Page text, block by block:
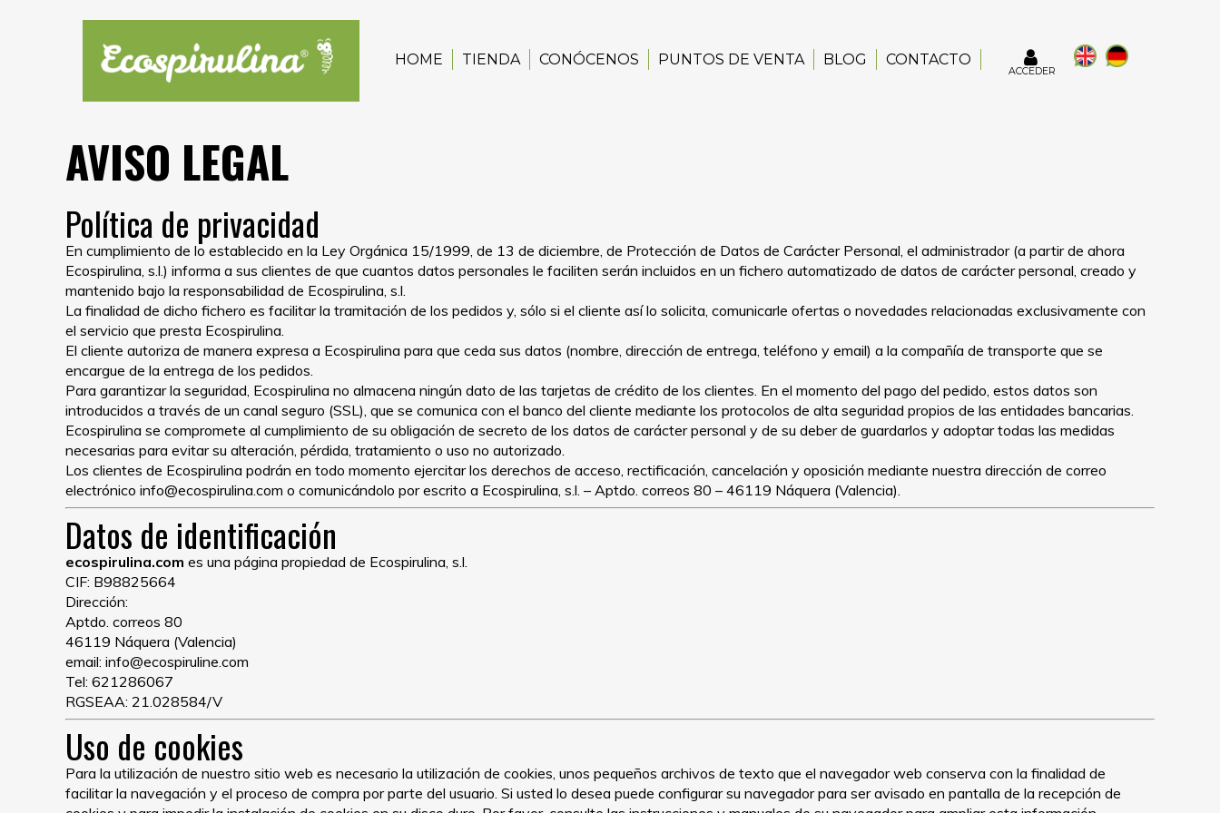
HOME TIENDA CONÓCENOS PUNTOS DE VENTA BLOG CONTACTO
ACCEDER
AVISO LEGAL
Política de privacidad
En cumplimiento de lo establecido en la Ley Orgánica 15/1999, de 13 de diciembre, de Protección de Datos de Carácter Personal, el administrador (a partir de ahora
Ecospirulina, s.l.) informa a sus clientes de que cuantos datos personales le faciliten serán incluidos en un fichero automatizado de datos de carácter personal, creado y
mantenido bajo la responsabilidad de Ecospirulina, s.l.
La finalidad de dicho fichero es facilitar la tramitación de los pedidos y, sólo si el cliente así lo solicita, comunicarle ofertas o novedades relacionadas exclusivamente con
el servicio que presta Ecospirulina.
El cliente autoriza de manera expresa a Ecospirulina para que ceda sus datos (nombre, dirección de entrega, teléfono y email) a la compañía de transporte que se
encargue de la entrega de los pedidos.
Para garantizar la seguridad, Ecospirulina no almacena ningún dato de las tarjetas de crédito de los clientes. En el momento del pago del pedido, estos datos son
introducidos a través de un canal seguro (SSL), que se comunica con el banco del cliente mediante los protocolos de alta seguridad propios de las entidades bancarias.
Ecospirulina se compromete al cumplimiento de su obligación de secreto de los datos de carácter personal y de su deber de guardarlos y adoptar todas las medidas
necesarias para evitar su alteración, pérdida, tratamiento o uso no autorizado.
Los clientes de Ecospirulina podrán en todo momento ejercitar los derechos de acceso, rectificación, cancelación y oposición mediante nuestra dirección de correo
electrónico info@ecospirulina.com o comunicándolo por escrito a Ecospirulina, s.l. – Aptdo. correos 80 – 46119 Náquera (Valencia).
Datos de identificación
ecospirulina.com es una página propiedad de Ecospirulina, s.l.
CIF: B98825664
Dirección:
Aptdo. correos 80
46119 Náquera (Valencia)
email: info@ecospiruline.com
Tel: 621286067
RGSEAA: 21.028584/V
Uso de cookies
Para la utilización de nuestro sitio web es necesario la utilización de cookies, unos pequeños archivos de texto que el navegador web conserva con la finalidad de
facilitar la navegación y el proceso de compra por parte del usuario. Si usted lo desea puede configurar su navegador para ser avisado en pantalla de la recepción de